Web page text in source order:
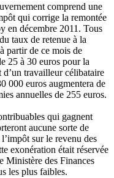
comprend une
qui corrige la remontée
en décembre 2011. Tous
taux de retenue à la
partir de ce mois de
25 à 30 euros pour la
travailleur célibataire
000 euros augmentera de
annuelles de 255 euros.
qui gagnent
aucune sorte de
sur le revenu des
exonération était réservée
Ministère des Finances
les plus faibles.